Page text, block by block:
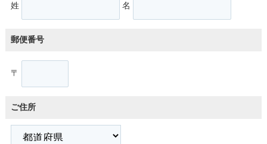
姓 名
郵便番号
〒
ご住所